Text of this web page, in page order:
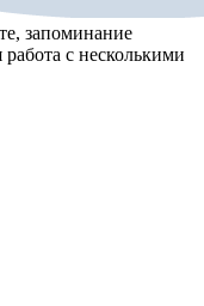
запоминание
работа с несколькими